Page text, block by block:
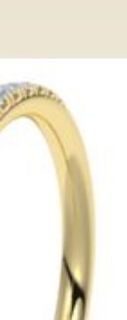
GG
GG
eine
Ringe
höchste